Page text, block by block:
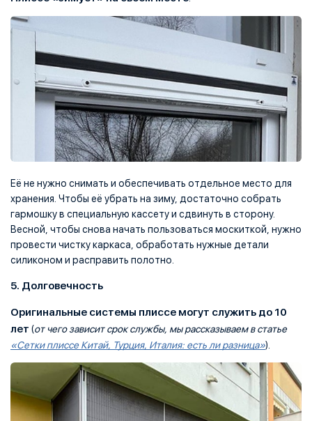
Её не нужно снимать и обеспечивать отдельное место для
хранения. Чтобы её убрать на зиму, достаточно собрать
гармошку в специальную кассету и сдвинуть в сторону.
Весной, чтобы снова начать пользоваться москиткой, нужно
провести чистку каркаса, обработать нужные детали
силиконом и расправить полотно.
5. Долговечность
Оригинальные системы плиссе могут служить до 10
лет (от чего зависит срок службы, мы рассказываем в статье
«Сетки плиссе Китай, Турция, Италия: есть ли разница»).